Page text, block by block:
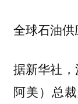
全球石油
据新华社
阿美）总